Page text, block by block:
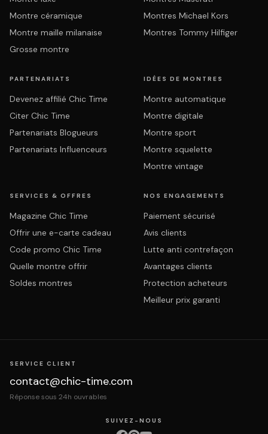
Montre céramique
Montre maille milanaise
Grosse montre
Montres Michael Kors
Montres Tommy Hilfiger
PARTENARIATS
Devenez affilié Chic Time
Citer Chic Time
Partenariats Blogueurs
Partenariats Influenceurs
IDÉES DE MONTRES
Montre automatique
Montre digitale
Montre sport
Montre squelette
Montre vintage
SERVICES & OFFRES
Magazine Chic Time
Offrir une e-carte cadeau
Code promo Chic Time
Quelle montre offrir
Soldes montres
NOS ENGAGEMENTS
Paiement sécurisé
Avis clients
Lutte anti contrefaçon
Avantages clients
Protection acheteurs
Meilleur prix garanti
SERVICE CLIENT
contact@chic-time.com
Réponse sous 24h ouvrables
SUIVEZ-NOUS